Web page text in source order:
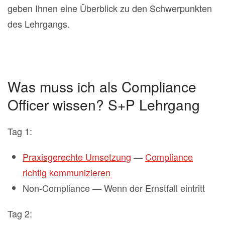
geben Ihnen eine Überblick zu den Schwerpunkten
des Lehrgangs.
Was muss ich als Compliance
Officer wissen? S+P Lehrgang
Tag 1:
Praxisgerechte Umsetzung — Compliance
richtig kommunizieren
Non-Compliance — Wenn der Ernstfall eintritt
Tag 2: